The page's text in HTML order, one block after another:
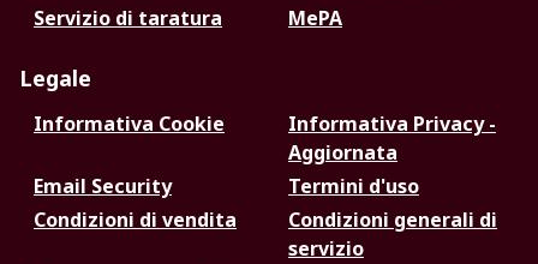
Servizio di taratura
MePA
Legale
Informativa Cookie
Informativa Privacy -
Aggiornata
Email Security
Termini d'uso
Condizioni di vendita
Condizioni generali di
servizio